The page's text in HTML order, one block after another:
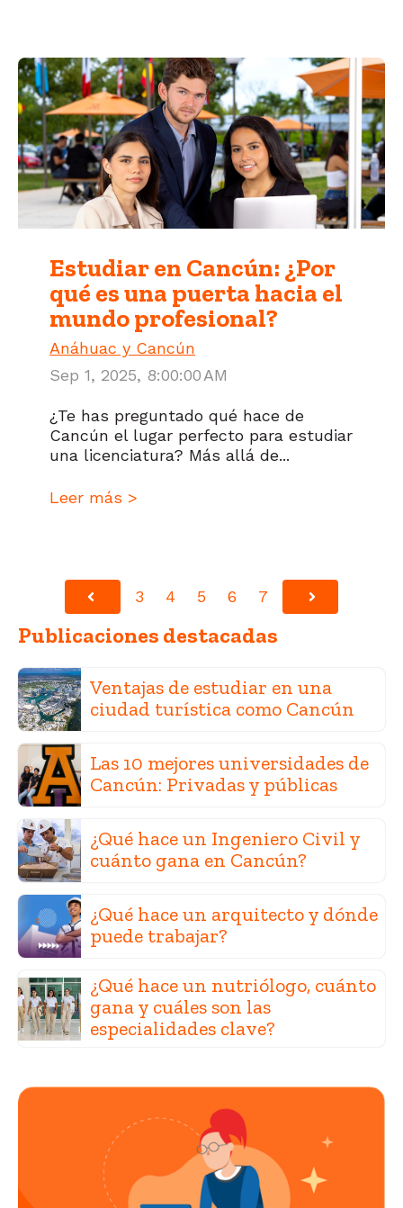
Estudiar en Cancún: ¿Por
qué es una puerta hacia el
mundo profesional?
Anáhuac y Cancún
Sep 1, 2025, 8:00:00 AM
¿Te has preguntado qué hace de
Cancún el lugar perfecto para estudiar
una licenciatura? Más allá de...
Leer más >
Anterior3 4 5 6 7 Siguiente
Publicaciones destacadas
Ventajas de estudiar en una
ciudad turística como Cancún
Las 10 mejores universidades de
Cancún: Privadas y públicas
¿Qué hace un Ingeniero Civil y
cuánto gana en Cancún?
¿Qué hace un arquitecto y dónde
puede trabajar?
¿Qué hace un nutriólogo, cuánto
gana y cuáles son las
especialidades clave?